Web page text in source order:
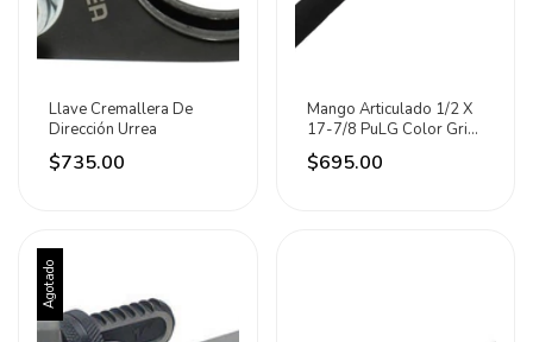
Llave Cremallera De
Dirección Urrea
$735.00
Mango Articulado 1/2 X
17-7/8 PuLG Color Gris
Urrea Gris
$695.00
Agotado